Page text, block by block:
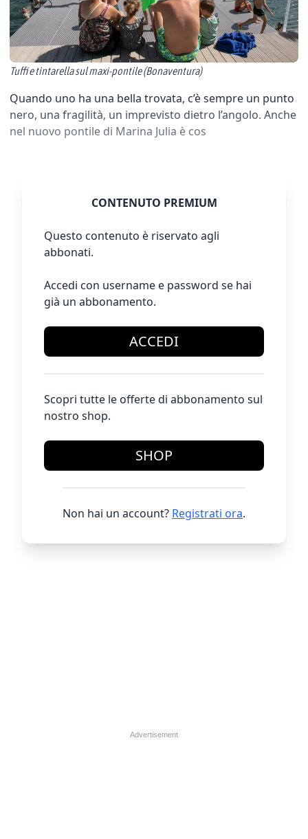
Tuffi e tintarella sul maxi-pontile (Bonaventura)
Quando uno ha una bella trovata, c’è sempre un punto
nero, una fragilità, un imprevisto dietro l’angolo. Anche
nel nuovo pontile di Marina Julia è cos
CONTENUTO PREMIUM
Questo contenuto è riservato agli
abbonati.
Accedi con username e password se hai
già un abbonamento.
ACCEDI
Scopri tutte le offerte di abbonamento sul
nostro shop.
SHOP
Non hai un account? Registrati ora.